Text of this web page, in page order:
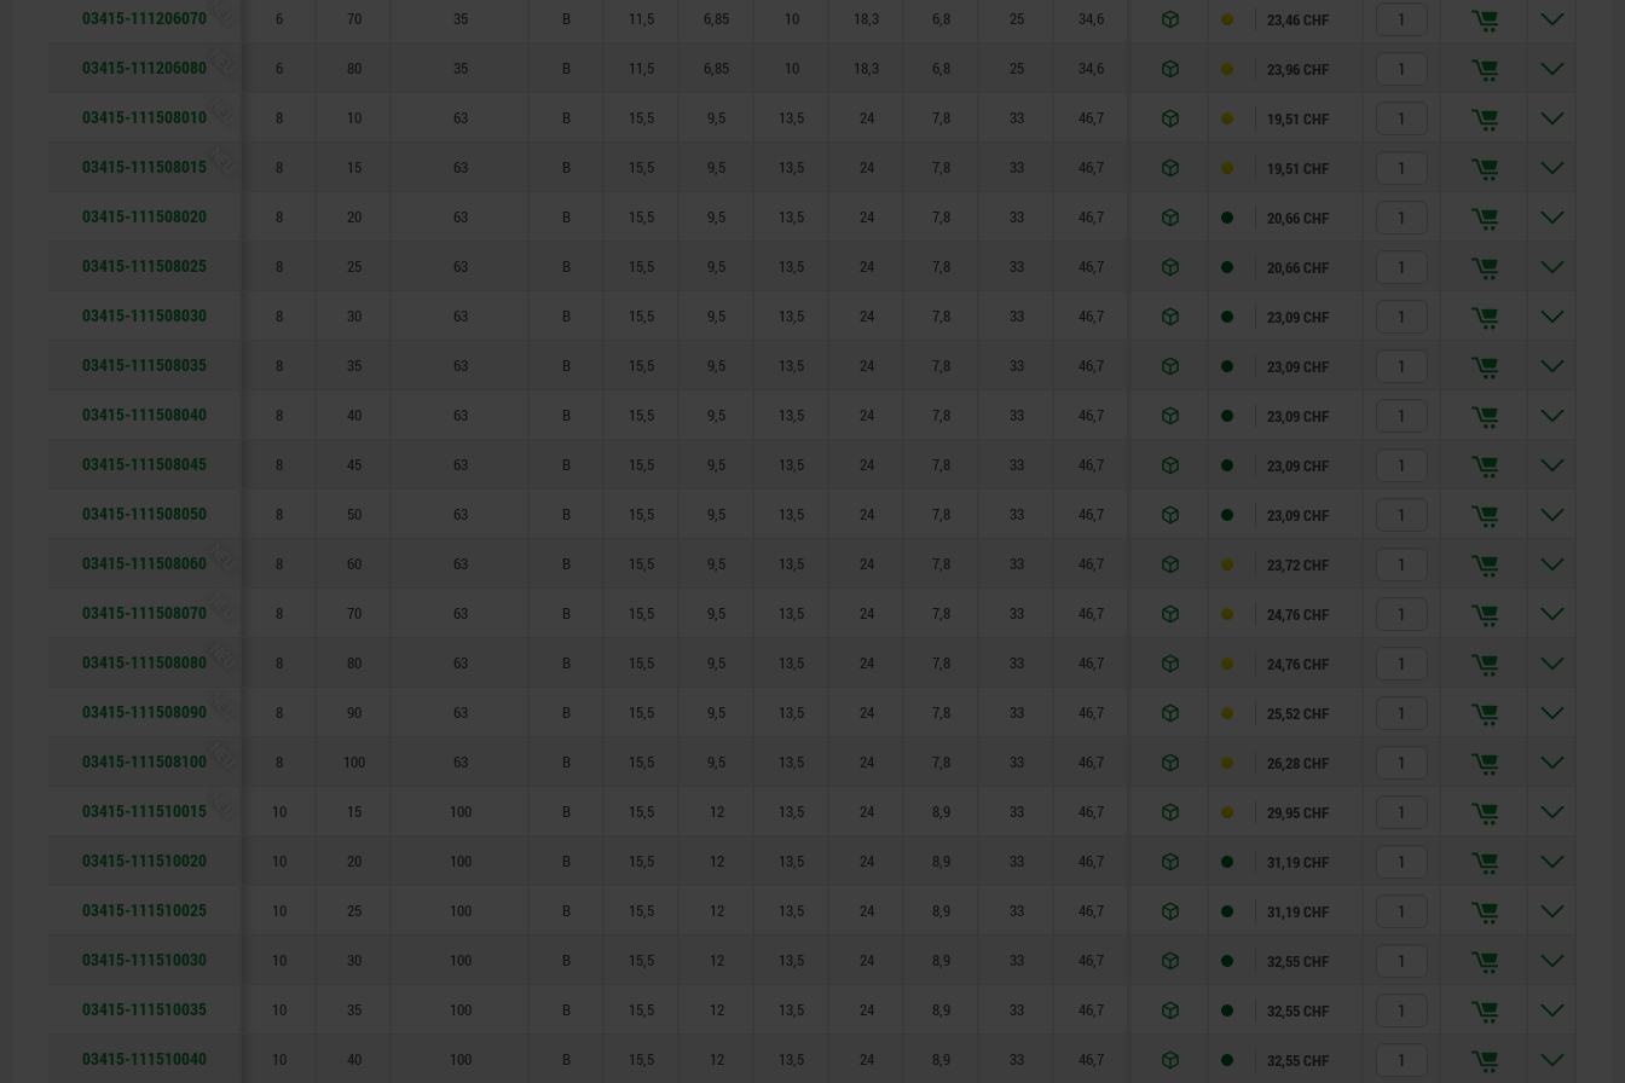
NEU
03415-111206070 6 70 35 B 11,5 6,85 10 18,3 6,8 25 34,6 16,6 76,8 11
23,46 CHF
NEU
03415-111206080 6 80 35 B 11,5 6,85 10 18,3 6,8 25 34,6 16,6 86,8 11
23,96 CHF
NEU
03415-111508010 8 10 63 B 15,5 9,5 13,5 24 7,8 33 46,7 22,7 17,8 15
19,51 CHF
NEU
03415-111508015 8 15 63 B 15,5 9,5 13,5 24 7,8 33 46,7 22,7 22,8 15
19,51 CHF
03415-111508020 8 20 63 B 15,5 9,5 13,5 24 7,8 33 46,7 22,7 27,8 15
20,66 CHF
03415-111508025 8 25 63 B 15,5 9,5 13,5 24 7,8 33 46,7 22,7 32,8 15
20,66 CHF
03415-111508030 8 30 63 B 15,5 9,5 13,5 24 7,8 33 46,7 22,7 37,8 15
23,09 CHF
03415-111508035 8 35 63 B 15,5 9,5 13,5 24 7,8 33 46,7 22,7 42,8 15
23,09 CHF
03415-111508040 8 40 63 B 15,5 9,5 13,5 24 7,8 33 46,7 22,7 47,8 15
23,09 CHF
03415-111508045 8 45 63 B 15,5 9,5 13,5 24 7,8 33 46,7 22,7 52,8 15
23,09 CHF
03415-111508050 8 50 63 B 15,5 9,5 13,5 24 7,8 33 46,7 22,7 57,8 15
23,09 CHF
NEU
03415-111508060 8 60 63 B 15,5 9,5 13,5 24 7,8 33 46,7 22,7 67,8 15
23,72 CHF
NEU
03415-111508070 8 70 63 B 15,5 9,5 13,5 24 7,8 33 46,7 22,7 77,8 15
24,76 CHF
NEU
03415-111508080 8 80 63 B 15,5 9,5 13,5 24 7,8 33 46,7 22,7 87,8 15
24,76 CHF
NEU
03415-111508090 8 90 63 B 15,5 9,5 13,5 24 7,8 33 46,7 22,7 97,8 15
25,52 CHF
NEU
03415-111508100 8 100 63 B 15,5 9,5 13,5 24 7,8 33 46,7 22,7 107,8 15
26,28 CHF
NEU
03415-111510015 10 15 100 B 15,5 12 13,5 24 8,9 33 46,7 22,7 23,9 15
29,95 CHF
03415-111510020 10 20 100 B 15,5 12 13,5 24 8,9 33 46,7 22,7 28,9 15
31,19 CHF
03415-111510025 10 25 100 B 15,5 12 13,5 24 8,9 33 46,7 22,7 33,9 15
31,19 CHF
03415-111510030 10 30 100 B 15,5 12 13,5 24 8,9 33 46,7 22,7 38,9 15
32,55 CHF
03415-111510035 10 35 100 B 15,5 12 13,5 24 8,9 33 46,7 22,7 43,9 15
32,55 CHF
03415-111510040 10 40 100 B 15,5 12 13,5 24 8,9 33 46,7 22,7 48,9 15
32,55 CHF